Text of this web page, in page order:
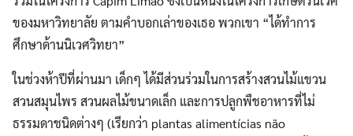
ของมหาวิทยาลัย ตามคำบอกเล่าของเธอ พวกเขา “ได้ทำการ
ศึกษาด้านนิเวศวิทยา”
ในช่วงห้าปีที่ผ่านมา เด็กๆ ได้มีส่วนร่วมในการสร้างสวนไม้แขวน
สวนสมุนไพร สวนผลไม้ขนาดเล็ก และการปลูกพืชอาหารที่ไม่
ธรรมดาชนิดต่างๆ (เรียกว่า plantas alimentícias não